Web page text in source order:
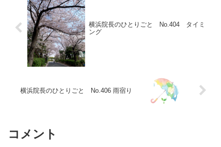
横浜院長のひとりごと No.404 タイミ
ング
横浜院長のひとりごと No.406 雨宿り
コメント